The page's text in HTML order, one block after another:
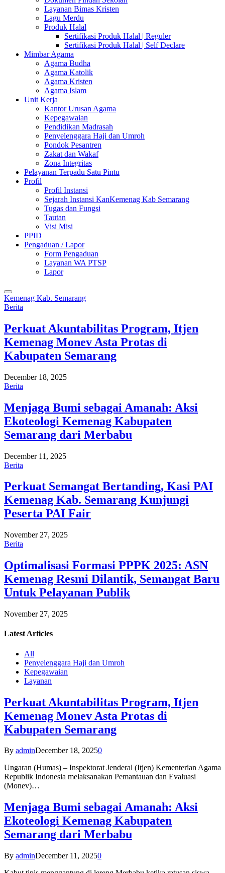
Layanan Bimas Kristen
Lagu Merdu
Produk Halal
Sertifikasi Produk Halal | Reguler
Sertifikasi Produk Halal | Self Declare
Mimbar Agama
Agama Budha
Agama Katolik
Agama Kristen
Agama Islam
Unit Kerja
Kantor Urusan Agama
Kepegawaian
Pendidikan Madrasah
Penyelenggara Haji dan Umroh
Pondok Pesantren
Zakat dan Wakaf
Zona Integritas
Pelayanan Terpadu Satu Pintu
Profil
Profil Instansi
Sejarah Instansi KanKemenag Kab Semarang
Tugas dan Fungsi
Tautan
Visi Misi
PPID
Pengaduan / Lapor
Form Pengaduan
Layanan WA PTSP
Lapor
Kemenag Kab. Semarang
Berita
Perkuat Akuntabilitas Program, Itjen
Kemenag Monev Asta Protas di
Kabupaten Semarang
December 18, 2025
Berita
Menjaga Bumi sebagai Amanah: Aksi
Ekoteologi Kemenag Kabupaten
Semarang dari Merbabu
December 11, 2025
Berita
Perkuat Semangat Bertanding, Kasi PAI
Kemenag Kab. Semarang Kunjungi
Peserta PAI Fair
November 27, 2025
Berita
Optimalisasi Formasi PPPK 2025: ASN
Kemenag Resmi Dilantik, Semangat Baru
Untuk Pelayanan Publik
November 27, 2025
Latest Articles
All
Penyelenggara Haji dan Umroh
Kepegawaian
Layanan
Perkuat Akuntabilitas Program, Itjen
Kemenag Monev Asta Protas di
Kabupaten Semarang
By adminDecember 18, 20250
Ungaran (Humas) – Inspektorat Jenderal (Itjen) Kementerian Agama
Republik Indonesia melaksanakan Pemantauan dan Evaluasi
(Monev)…
Menjaga Bumi sebagai Amanah: Aksi
Ekoteologi Kemenag Kabupaten
Semarang dari Merbabu
By adminDecember 11, 20250